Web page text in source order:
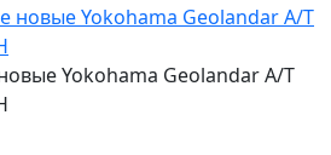
Yokohama Geolandar A/T